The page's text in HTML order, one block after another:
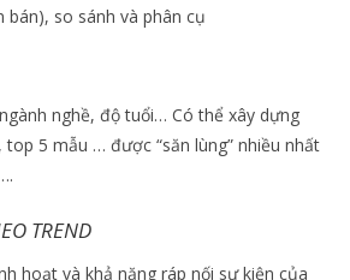
bán), so sánh và phân cụ
nghề, độ tuổi… Có thể xây dựng
5 mẫu … được “săn lùng” nhiều nhất
TREND
hoạt và khả năng ráp nối sự kiện của